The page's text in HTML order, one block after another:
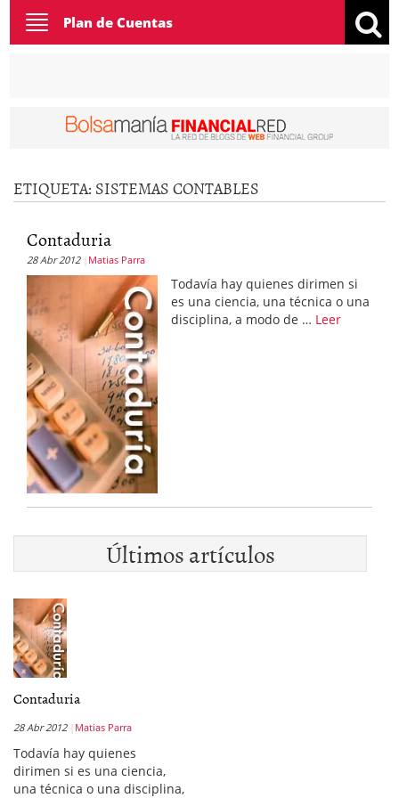
Toggle
navigation
Plan de Cuentas
ETIQUETA: SISTEMAS CONTABLES
Contaduria
28 Abr 2012 Matias Parra
Todavía hay quienes dirimen si
es una ciencia, una técnica o una
disciplina, a modo de … Leer
Últimos artículos
Contaduria
28 Abr 2012 Matias Parra
Todavía hay quienes
dirimen si es una ciencia,
una técnica o una disciplina,